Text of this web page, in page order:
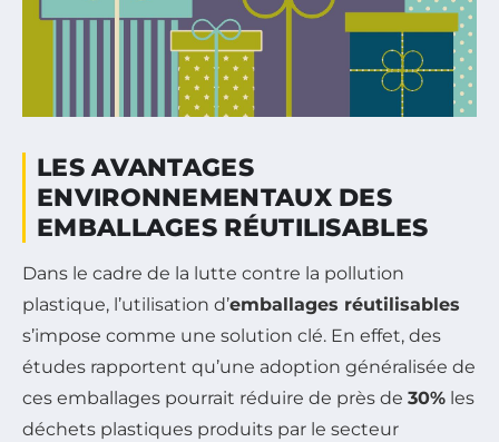
LES AVANTAGES
ENVIRONNEMENTAUX DES
EMBALLAGES RÉUTILISABLES
Dans le cadre de la lutte contre la pollution
plastique, l’utilisation d’emballages réutilisables
s’impose comme une solution clé. En effet, des
études rapportent qu’une adoption généralisée de
ces emballages pourrait réduire de près de 30% les
déchets plastiques produits par le secteur